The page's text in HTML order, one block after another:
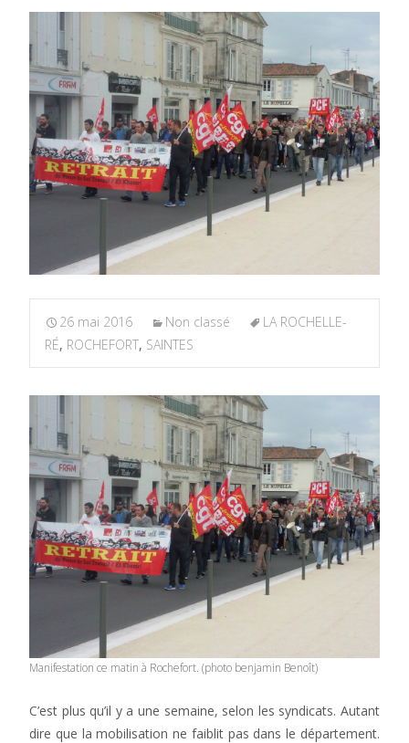
26 mai 2016 Non classé
LA ROCHELLE-
RÉ, ROCHEFORT, SAINTES
Manifestation ce matin à Rochefort. (photo benjamin Benoît)
C’est plus qu’il y a une semaine, selon les syndicats. Autant
dire que la mobilisation ne faiblit pas dans le département.